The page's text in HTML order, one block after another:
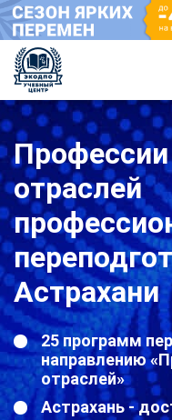
отраслей
Астрахани
25 программ
направлению
отраслей»
Астрахань -